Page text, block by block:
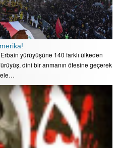
Erbain yürüyüşüne 140 farklı ülkeden
dini bir anmanın ötesine geçerek